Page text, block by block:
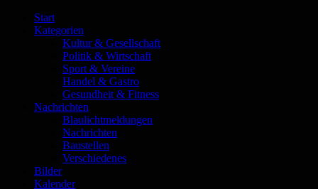
Start
Kategorien
Kultur & Gesellschaft
Politik & Wirtschaft
Sport & Vereine
Handel & Gastro
Gesundheit & Fitness
Nachrichten
Blaulichtmeldungen
Nachrichten
Baustellen
Verschiedenes
Bilder
Kalender